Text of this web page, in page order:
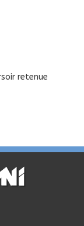
retenue